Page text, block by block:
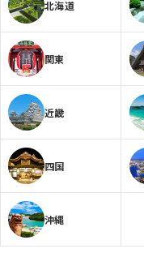
北海道
関東
近畿
四国
沖縄